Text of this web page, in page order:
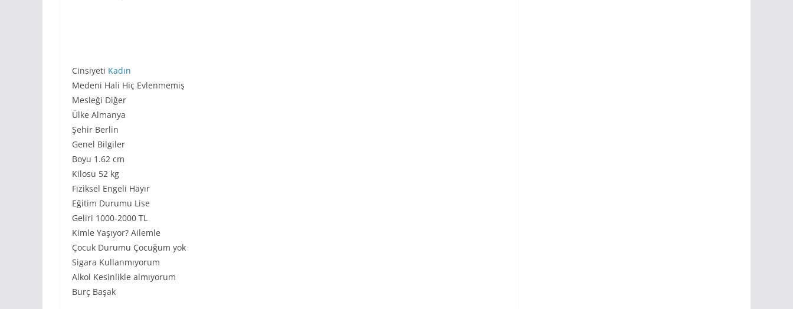
Cinsiyeti Kadın
Medeni Hali Hiç Evlenmemiş
Mesleği Diğer
Ülke Almanya
Şehir Berlin
Genel Bilgiler
Boyu 1.62 cm
Kilosu 52 kg
Fiziksel Engeli Hayır
Eğitim Durumu Lise
Geliri 1000-2000 TL
Kimle Yaşıyor? Ailemle
Çocuk Durumu Çocuğum yok
Sigara Kullanmıyorum
Alkol Kesinlikle almıyorum
Burç Başak